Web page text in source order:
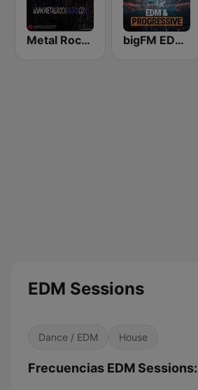
Metal Rock Radio bigFM EDM & Progressive
EDM Sessions
Dance / EDM House
Frecuencias EDM Sessions: